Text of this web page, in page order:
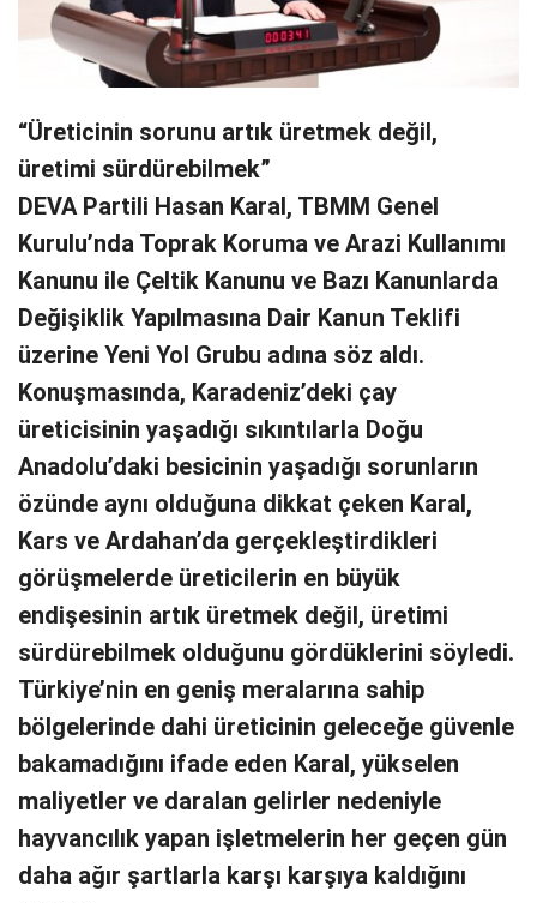
“Üreticinin sorunu artık üretmek değil,
üretimi sürdürebilmek”
DEVA Partili Hasan Karal, TBMM Genel
Kurulu’nda Toprak Koruma ve Arazi Kullanımı
Kanunu ile Çeltik Kanunu ve Bazı Kanunlarda
Değişiklik Yapılmasına Dair Kanun Teklifi
üzerine Yeni Yol Grubu adına söz aldı.
Konuşmasında, Karadeniz’deki çay
üreticisinin yaşadığı sıkıntılarla Doğu
Anadolu’daki besicinin yaşadığı sorunların
özünde aynı olduğuna dikkat çeken Karal,
Kars ve Ardahan’da gerçekleştirdikleri
görüşmelerde üreticilerin en büyük
endişesinin artık üretmek değil, üretimi
sürdürebilmek olduğunu gördüklerini söyledi.
Türkiye’nin en geniş meralarına sahip
bölgelerinde dahi üreticinin geleceğe güvenle
bakamadığını ifade eden Karal, yükselen
maliyetler ve daralan gelirler nedeniyle
hayvancılık yapan işletmelerin her geçen gün
daha ağır şartlarla karşı karşıya kaldığını